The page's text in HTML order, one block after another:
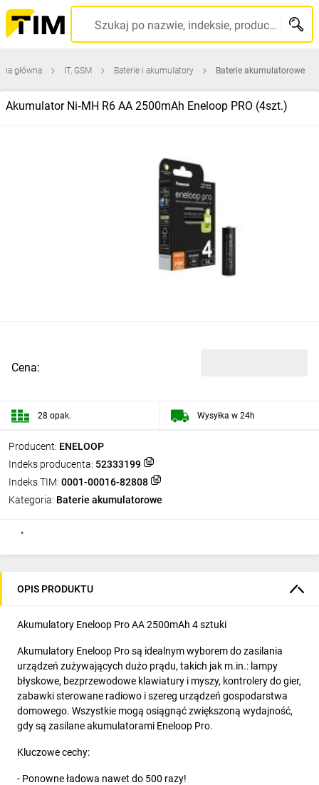
Szukaj po nazwie, indeksie, producencie, kodzie kreskowym...
główna IT, GSM Baterie i akumulatory Baterie akumulatorowe
Akumulator Ni‑MH R6 AA 2500mAh Eneloop PRO (4szt.)
Producent: ENELOOP
Indeks producenta: 52333199
Indeks TIM: 0001-00016-82808
Kategoria: Baterie akumulatorowe
Cena:
28 opak. Wysyłka w 24h
OPIS PRODUKTU
Akumulatory Eneloop Pro AA 2500mAh 4 sztuki
Akumulatory Eneloop Pro są idealnym wyborem do zasilania
urządzeń zużywających dużo prądu, takich jak m.in.: lampy
błyskowe, bezprzewodowe klawiatury i myszy, kontrolery do gier,
zabawki sterowane radiowo i szereg urządzeń gospodarstwa
domowego. Wszystkie mogą osiągnąć zwiększoną wydajność,
gdy są zasilane akumulatorami Eneloop Pro.
Kluczowe cechy:
- Ponowne ładowa nawet do 500 razy!